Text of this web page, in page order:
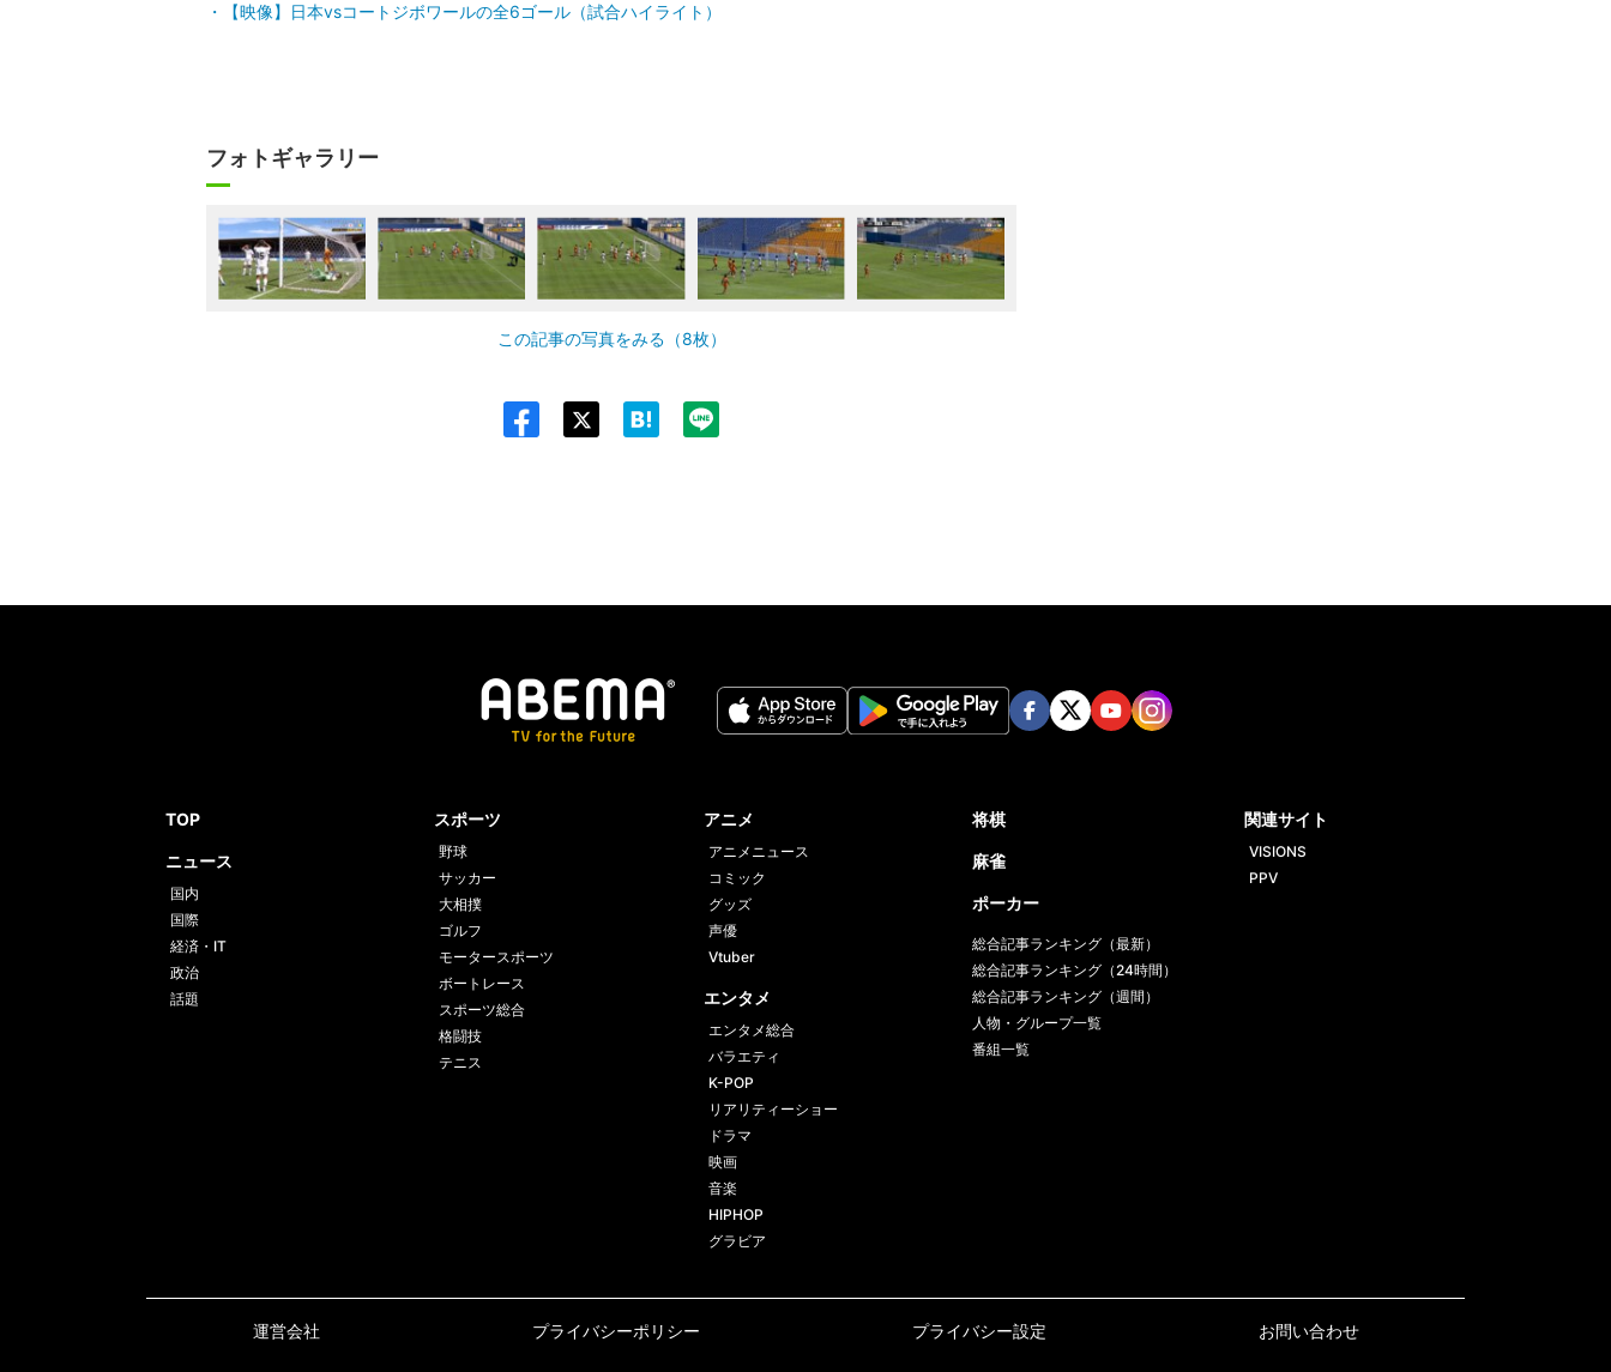
【映像】日本vsコートジボワールの全6ゴール（試合ハイライト）
フォトギャラリー
この記事の写真をみる（8枚）
TOP
ニュース
国内
国際
経済・IT
政治
話題
スポーツ
野球
サッカー
大相撲
ゴルフ
モータースポーツ
ボートレース
スポーツ総合
格闘技
テニス
アニメ
アニメニュース
コミック
グッズ
声優
Vtuber
エンタメ
エンタメ総合
バラエティ
K-POP
リアリティーショー
ドラマ
映画
音楽
HIPHOP
グラビア
将棋
麻雀
ポーカー
総合記事ランキング（最新）
総合記事ランキング（24時間）
総合記事ランキング（週間）
人物・グループ一覧
番組一覧
関連サイト
VISIONS
PPV
運営会社 プライバシーポリシー プライバシー設定 お問い合わせ